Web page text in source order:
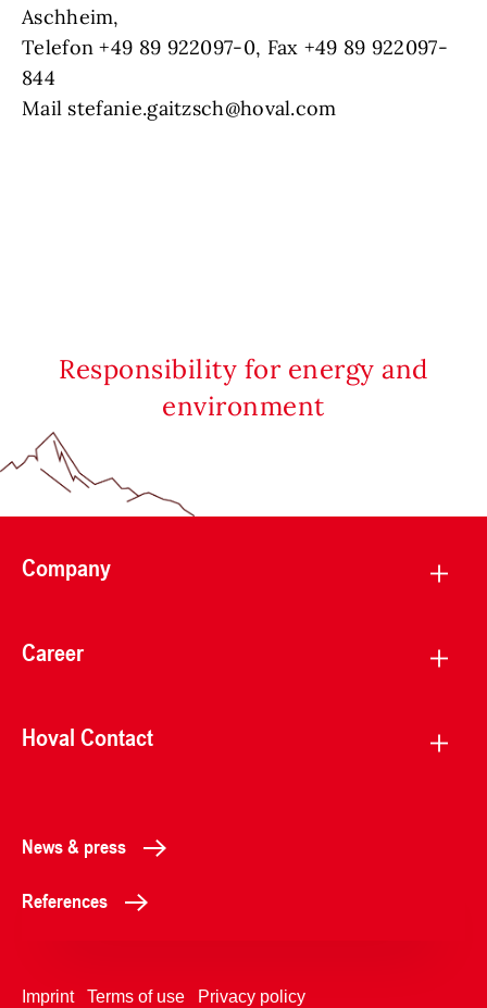
Aschheim,
Telefon +49 89 922097-0, Fax +49 89 922097-
844
Mail stefanie.gaitzsch@hoval.com
Responsibility for energy and
environment
Company
Career
Hoval Contact
News & press
References
Imprint Terms of use Privacy policy